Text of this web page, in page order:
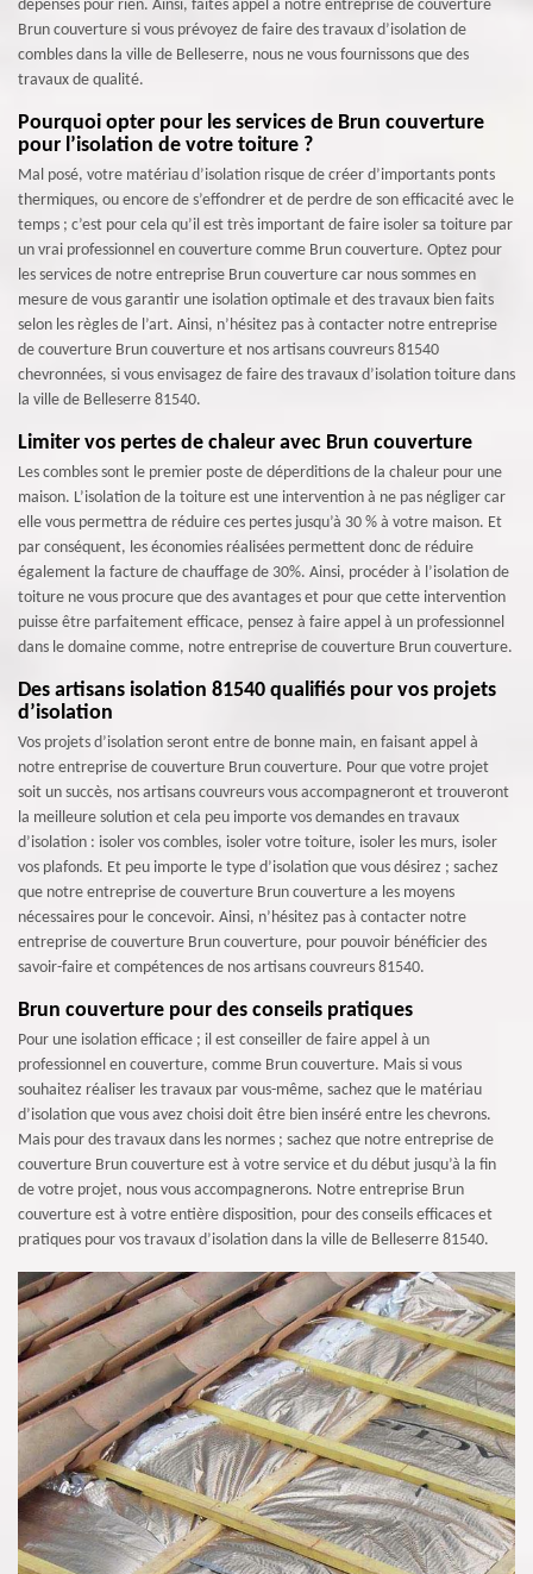
dépenses pour rien. Ainsi, faites appel à notre entreprise de couverture
Brun couverture si vous prévoyez de faire des travaux d’isolation de
combles dans la ville de Belleserre, nous ne vous fournissons que des
travaux de qualité.
Pourquoi opter pour les services de Brun couverture
pour l’isolation de votre toiture ?
Mal posé, votre matériau d’isolation risque de créer d’importants ponts
thermiques, ou encore de s’effondrer et de perdre de son efficacité avec le
temps ; c’est pour cela qu’il est très important de faire isoler sa toiture par
un vrai professionnel en couverture comme Brun couverture. Optez pour
les services de notre entreprise Brun couverture car nous sommes en
mesure de vous garantir une isolation optimale et des travaux bien faits
selon les règles de l’art. Ainsi, n’hésitez pas à contacter notre entreprise
de couverture Brun couverture et nos artisans couvreurs 81540
chevronnées, si vous envisagez de faire des travaux d’isolation toiture dans
la ville de Belleserre 81540.
Limiter vos pertes de chaleur avec Brun couverture
Les combles sont le premier poste de déperditions de la chaleur pour une
maison. L’isolation de la toiture est une intervention à ne pas négliger car
elle vous permettra de réduire ces pertes jusqu’à 30 % à votre maison. Et
par conséquent, les économies réalisées permettent donc de réduire
également la facture de chauffage de 30%. Ainsi, procéder à l’isolation de
toiture ne vous procure que des avantages et pour que cette intervention
puisse être parfaitement efficace, pensez à faire appel à un professionnel
dans le domaine comme, notre entreprise de couverture Brun couverture.
Des artisans isolation 81540 qualifiés pour vos projets
d’isolation
Vos projets d’isolation seront entre de bonne main, en faisant appel à
notre entreprise de couverture Brun couverture. Pour que votre projet
soit un succès, nos artisans couvreurs vous accompagneront et trouveront
la meilleure solution et cela peu importe vos demandes en travaux
d’isolation : isoler vos combles, isoler votre toiture, isoler les murs, isoler
vos plafonds. Et peu importe le type d’isolation que vous désirez ; sachez
que notre entreprise de couverture Brun couverture a les moyens
nécessaires pour le concevoir. Ainsi, n’hésitez pas à contacter notre
entreprise de couverture Brun couverture, pour pouvoir bénéficier des
savoir-faire et compétences de nos artisans couvreurs 81540.
Brun couverture pour des conseils pratiques
Pour une isolation efficace ; il est conseiller de faire appel à un
professionnel en couverture, comme Brun couverture. Mais si vous
souhaitez réaliser les travaux par vous-même, sachez que le matériau
d’isolation que vous avez choisi doit être bien inséré entre les chevrons.
Mais pour des travaux dans les normes ; sachez que notre entreprise de
couverture Brun couverture est à votre service et du début jusqu’à la fin
de votre projet, nous vous accompagnerons. Notre entreprise Brun
couverture est à votre entière disposition, pour des conseils efficaces et
pratiques pour vos travaux d’isolation dans la ville de Belleserre 81540.